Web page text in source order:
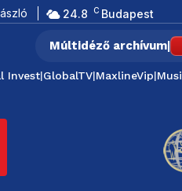
24.8 C Budapest
Múltidéző archívum|
Invest|GlobalTV|MaxlineVip|